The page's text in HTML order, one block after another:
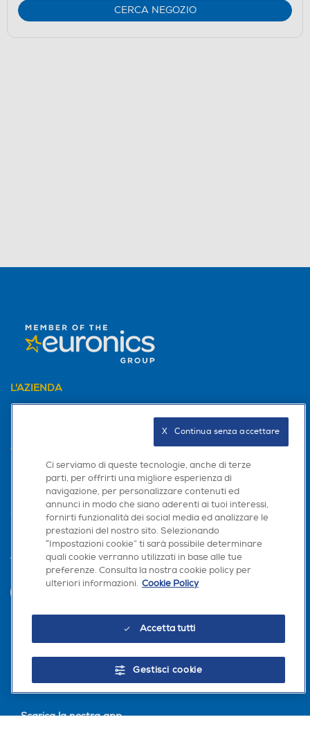
CERCA NEGOZIO
L'AZIENDA
AREA CLIENTI
PRIVACY
Trova negozio
Seguici sui social
Scarica la nostra app
Ci serviamo di queste tecnologie, anche di terze
parti, per offrirti una migliore esperienza di
navigazione, per personalizzare contenuti ed
annunci in modo che siano aderenti ai tuoi interessi,
fornirti funzionalità dei social media ed analizzare le
prestazioni del nostro sito. Selezionando
“Impostazioni cookie” ti sarà possibile determinare
quali cookie verranno utilizzati in base alle tue
preferenze. Consulta la nostra cookie policy per
ulteriori informazioni. Cookie Policy
Accetta tutti
Gestisci cookie
X   Continua senza accettare